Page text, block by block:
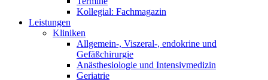
Kollegial: Fachmagazin
Leistungen
Kliniken
Allgemein-, Viszeral-, endokrine und
Gefäßchirurgie
Anästhesiologie und Intensivmedizin
Geriatrie